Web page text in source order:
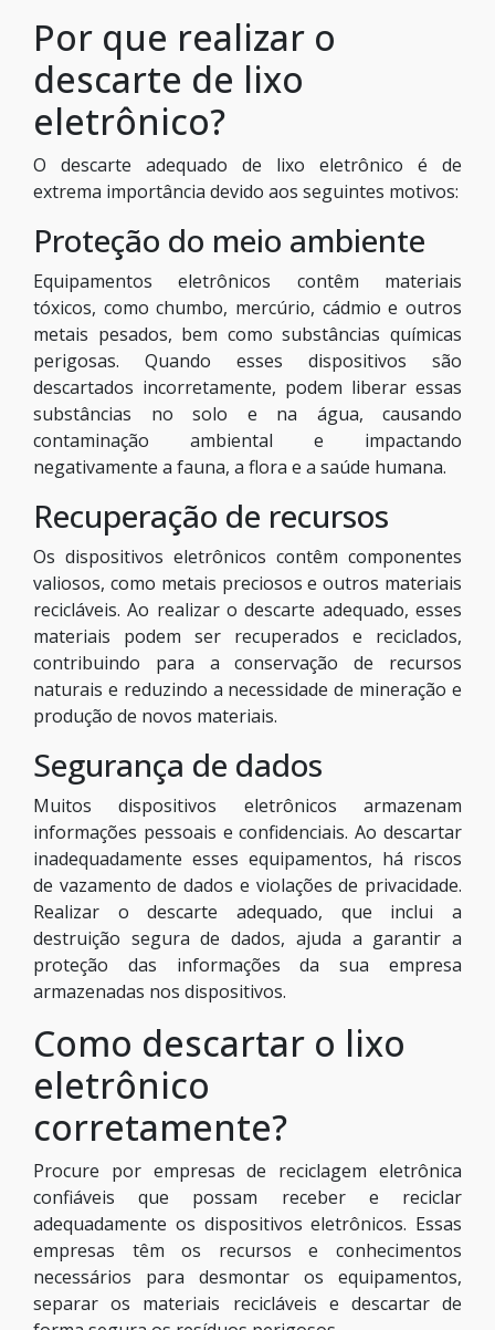
Por que realizar o
descarte de lixo
eletrônico?
O descarte adequado de lixo eletrônico é de
extrema importância devido aos seguintes motivos:
Proteção do meio ambiente
Equipamentos eletrônicos contêm materiais
tóxicos, como chumbo, mercúrio, cádmio e outros
metais pesados, bem como substâncias químicas
perigosas. Quando esses dispositivos são
descartados incorretamente, podem liberar essas
substâncias no solo e na água, causando
contaminação ambiental e impactando
negativamente a fauna, a flora e a saúde humana.
Recuperação de recursos
Os dispositivos eletrônicos contêm componentes
valiosos, como metais preciosos e outros materiais
recicláveis. Ao realizar o descarte adequado, esses
materiais podem ser recuperados e reciclados,
contribuindo para a conservação de recursos
naturais e reduzindo a necessidade de mineração e
produção de novos materiais.
Segurança de dados
Muitos dispositivos eletrônicos armazenam
informações pessoais e confidenciais. Ao descartar
inadequadamente esses equipamentos, há riscos
de vazamento de dados e violações de privacidade.
Realizar o descarte adequado, que inclui a
destruição segura de dados, ajuda a garantir a
proteção das informações da sua empresa
armazenadas nos dispositivos.
Como descartar o lixo
eletrônico
corretamente?
Procure por empresas de reciclagem eletrônica
confiáveis que possam receber e reciclar
adequadamente os dispositivos eletrônicos. Essas
empresas têm os recursos e conhecimentos
necessários para desmontar os equipamentos,
separar os materiais recicláveis e descartar de